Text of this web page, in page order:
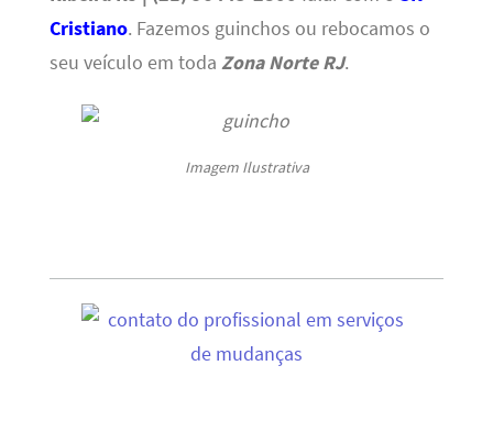
Cristiano. Fazemos guinchos ou rebocamos o
seu veículo em toda Zona Norte RJ.
Imagem Ilustrativa